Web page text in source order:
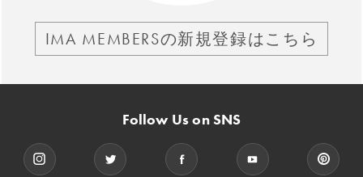
IMA MEMBERSの新規登録はこちら
Follow Us on SNS